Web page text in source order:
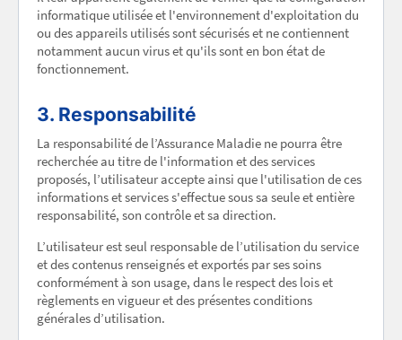
informatique utilisée et l'environnement d'exploitation du
ou des appareils utilisés sont sécurisés et ne contiennent
notamment aucun virus et qu'ils sont en bon état de
fonctionnement.
3. Responsabilité
La responsabilité de l’Assurance Maladie ne pourra être
recherchée au titre de l'information et des services
proposés, l’utilisateur accepte ainsi que l'utilisation de ces
informations et services s'effectue sous sa seule et entière
responsabilité, son contrôle et sa direction.
L’utilisateur est seul responsable de l’utilisation du service
et des contenus renseignés et exportés par ses soins
conformément à son usage, dans le respect des lois et
règlements en vigueur et des présentes conditions
générales d’utilisation.